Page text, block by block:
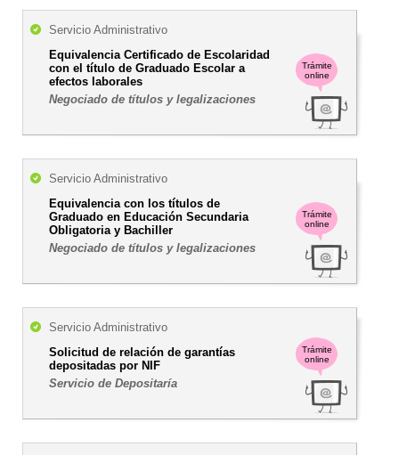
Trámite
online
Servicio Administrativo
Equivalencia Certificado de Escolaridad
con el título de Graduado Escolar a
efectos laborales
Negociado de títulos y legalizaciones
Trámite
online
Servicio Administrativo
Equivalencia con los títulos de
Graduado en Educación Secundaria
Obligatoria y Bachiller
Negociado de títulos y legalizaciones
Trámite
online
Servicio Administrativo
Solicitud de relación de garantías
depositadas por NIF
Servicio de Depositaría